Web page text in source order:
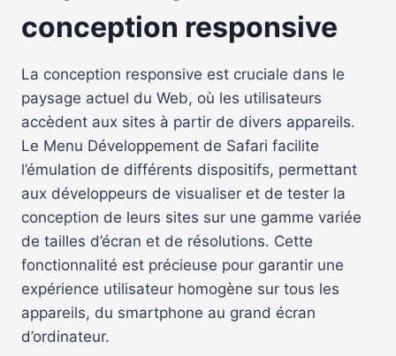
conception responsive
La conception responsive est cruciale dans le
paysage actuel du Web, où les utilisateurs
accèdent aux sites à partir de divers appareils.
Le Menu Développement de Safari facilite
l’émulation de différents dispositifs, permettant
aux développeurs de visualiser et de tester la
conception de leurs sites sur une gamme variée
de tailles d’écran et de résolutions. Cette
fonctionnalité est précieuse pour garantir une
expérience utilisateur homogène sur tous les
appareils, du smartphone au grand écran
d’ordinateur.